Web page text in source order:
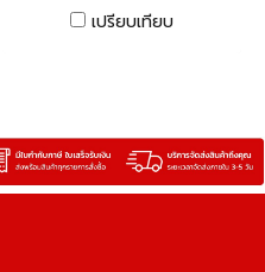
เปรียบเทียบ